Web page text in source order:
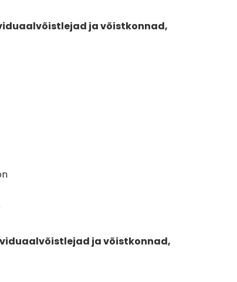
ja võistkonnad,
ja võistkonnad,